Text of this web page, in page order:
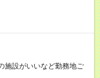
設がいいなど勤務地ご